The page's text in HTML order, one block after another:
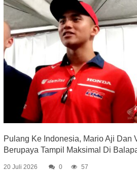
Pulang Ke Indonesia, Mario Aji Dan
Berupaya Tampil Maksimal Di
20 Juli 2026 0 57